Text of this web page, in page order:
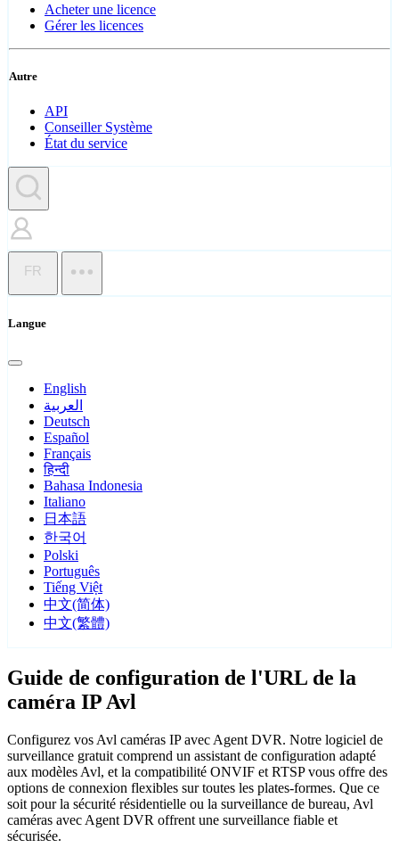
Acheter une licence
Gérer les licences
Autre
API
Conseiller Système
État du service
FR
Langue
English
العربية
Deutsch
Español
Français
हिन्दी
Bahasa Indonesia
Italiano
日本語
한국어
Polski
Português
Tiếng Việt
中文(简体)
中文(繁體)
Guide de configuration de l'URL de la
caméra IP Avl
Configurez vos Avl caméras IP avec Agent DVR. Notre logiciel de
surveillance gratuit comprend un assistant de configuration adapté
aux modèles Avl, et la compatibilité ONVIF et RTSP vous offre des
options de connexion flexibles sur toutes les plates-formes. Que ce
soit pour la sécurité résidentielle ou la surveillance de bureau, Avl
caméras avec Agent DVR offrent une surveillance fiable et
sécurisée.